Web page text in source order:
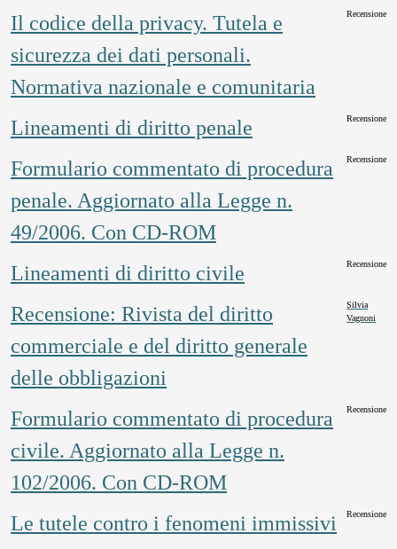
Il codice della privacy. Tutela e
sicurezza dei dati personali.
Normativa nazionale e comunitaria
Recensione
Lineamenti di diritto penale Recensione
Formulario commentato di procedura
penale. Aggiornato alla Legge n.
49/2006. Con CD-ROM
Recensione
Lineamenti di diritto civile Recensione
Recensione: Rivista del diritto
commerciale e del diritto generale
delle obbligazioni
Silvia
Vagnoni
Formulario commentato di procedura
civile. Aggiornato alla Legge n.
102/2006. Con CD-ROM
Recensione
Le tutele contro i fenomeni immissivi Recensione